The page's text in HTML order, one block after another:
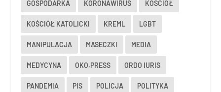
GOSPODARKA KORONAWIRUS KOŚCIÓŁ
KOŚCIÓŁ KATOLICKI KREML LGBT
MANIPULACJA MASECZKI MEDIA
MEDYCYNA OKO.PRESS ORDO IURIS
PANDEMIA PIS POLICJA POLITYKA